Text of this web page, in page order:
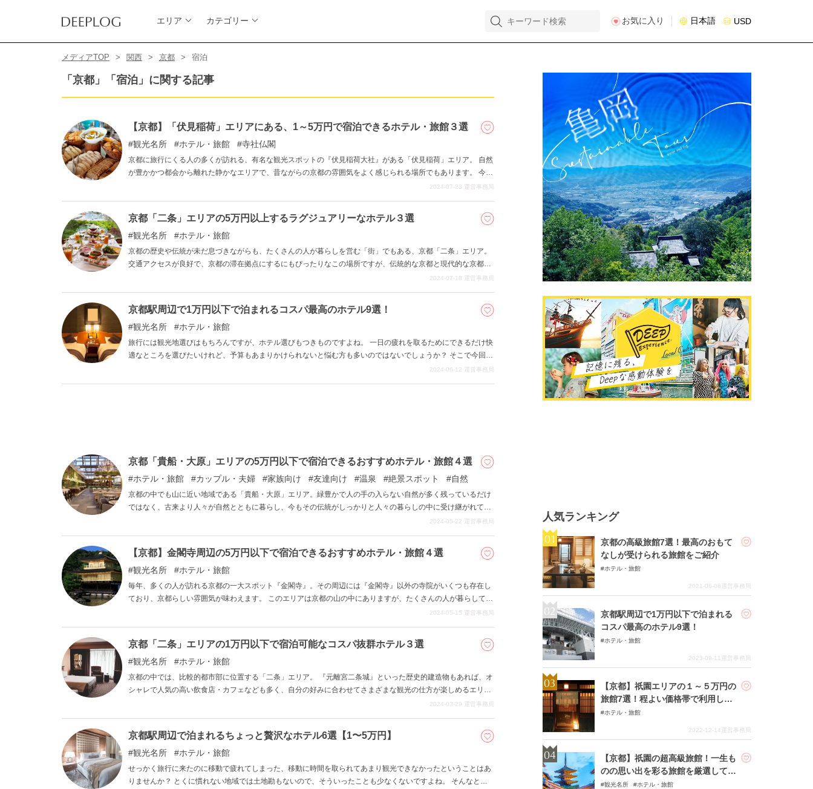
エリア カテゴリー お気に入り 日本語 USD
メディアTOP 関西 京都 宿泊
「京都」「宿泊」に関する記事
【京都】「伏見稲荷」エリアにある、1～5万円で宿泊できるホテル・旅館３選
観光名所 ホテル・旅館 寺社仏閣
京都に旅行にくる人の多くが訪れる、有名な観光スポットの『伏見稲荷大社』がある「伏見稲荷」エリア。 自然
が豊かかつ都会から離れた静かなエリアで、昔ながらの京都の雰囲気をよく感じられる場所でもあります。 今回
の記事では、そんな京都・伏見稲荷エリア周辺の1万円以上5万円以下のホテルについてご紹介します。
2024-07-23 運営事務局
京都「二条」エリアの5万円以上するラグジュアリーなホテル３選
観光名所 ホテル・旅館
京都の歴史や伝統が未だ息づきながらも、たくさんの人が暮らしを営む「街」でもある、京都「二条」エリア。
交通アクセスが良好で、京都の滞在拠点にするにもぴったりなこの場所ですが、伝統的な京都と現代的な京都を
両方味わえる貴重な地域でもあり、このエリアに滞在しているだけでも十分に京都観光を楽しむことができま
2024-07-18 運営事務局
京都駅周辺で1万円以下で泊まれるコスパ最高のホテル9選！
観光名所 ホテル・旅館
旅行には観光地選びはもちろんですが、ホテル選びもつきものですよね。 一日の疲れを取るためにできるだけ快
適なところを選びたいけれど、予算もあまりかけられないと悩む方も多いのではないでしょうか？ そこで今回は
京都駅周辺で1万円以下で泊まれるホテルを8つご紹介します。 お財布に優しいのはもちろん、京都駅直結や徒歩
2024-06-12 運営事務局
京都「貴船・大原」エリアの5万円以下で宿泊できるおすすめホテル・旅館４選
ホテル・旅館 カップル・夫婦 家族向け 友達向け 温泉 絶景スポット 自然
京都の中でも山に近い地域である「貴船・大原」エリア。緑豊かで人の手の入らない自然が多く残っているだけ
ではなく、古来より人々が自然とともに暮らし、今もその伝統がしっかりと人々の暮らしの中に受け継がれてい
る場所です。 また京都内では滋賀との県境に近いエリアで、京都と滋賀の文化が少しずつ入り混じるため、京都
5万円以下で宿泊することができる素敵なホテル4つについてご紹介していきます。
2024-05-22 運営事務局
【京都】金閣寺周辺の5万円以下で宿泊できるおすすめホテル・旅館４選
観光名所 ホテル・旅館
毎年、多くの人が訪れる京都の一大スポット『金閣寺』。その周辺には『金閣寺』以外の寺院がいくつも存在し
ており、京都らしい雰囲気が味わえます。 このエリアは京都の山の中にありますが、たくさんの人が暮らしてお
りお店の数も多いため、道が歩きやすくショッピングなども楽しめます。 今回の記事では、そんな京都観光にぴ
2024-05-15 運営事務局
京都「二条」エリアの1万円以下で宿泊可能なコスパ抜群ホテル３選
観光名所 ホテル・旅館
京都の中では、比較的都市部に位置する「二条」エリア。 『元離宮二条城』といった歴史的建造物もあれば、オ
シャレで人気の高い飲食店・カフェなども多く、自分の好みに合わせてさまざまな観光の仕方が楽しめるエリア
です。 また、地下鉄線やJR線、バス停など、京都府内の多くの交通機関の交差する場所になっているため、公
ができます。 そこで今回の記事では、そんな京都「二条」エリアにある、1万円以下で宿泊することが可能なホ
テル・旅館についてご紹介していきます。
2024-03-29 運営事務局
京都駅周辺で泊まれるちょっと贅沢なホテル6選【1〜5万円】
観光名所 ホテル・旅館
せっかく旅行に来たのに移動で疲れてしまった、移動に時間を取られてあまり観光できなかったということはあ
りませんか？ とくに慣れない地域では土地勘もないので、そういったことも少なくないですよね。 そんなとき
人気ランキング
京都の高級旅館7選！最高のおもて
なしが受けられる旅館をご紹介
ホテル・旅館
2021-06-08運営事務局
京都駅周辺で1万円以下で泊まれる
コスパ最高のホテル9選！
ホテル・旅館
2023-09-11 運営事務局
【京都】祇園エリアの１～５万円の
旅館7選！程よい価格帯で利用しや
すい！
ホテル・旅館
2022-12-14運営事務局
【京都】祇園の超高級旅館！一生も
のの思い出を彩る旅館を厳選してご
紹介！
観光名所 ホテル・旅館